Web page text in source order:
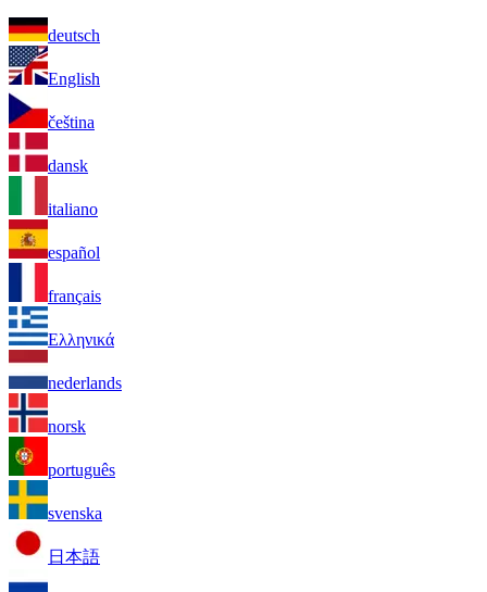
deutsch
English
čeština
dansk
italiano
español
français
Ελληνικά
nederlands
norsk
português
svenska
日本語